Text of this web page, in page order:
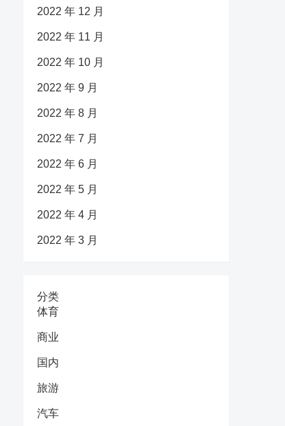
2022 年 12 月
2022 年 11 月
2022 年 10 月
2022 年 9 月
2022 年 8 月
2022 年 7 月
2022 年 6 月
2022 年 5 月
2022 年 4 月
2022 年 3 月
分类
体育
商业
国内
旅游
汽车